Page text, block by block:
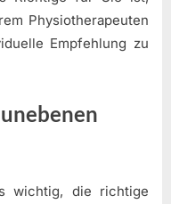
Physiotherapeuten
Empfehlung zu
wichtig, die richtige